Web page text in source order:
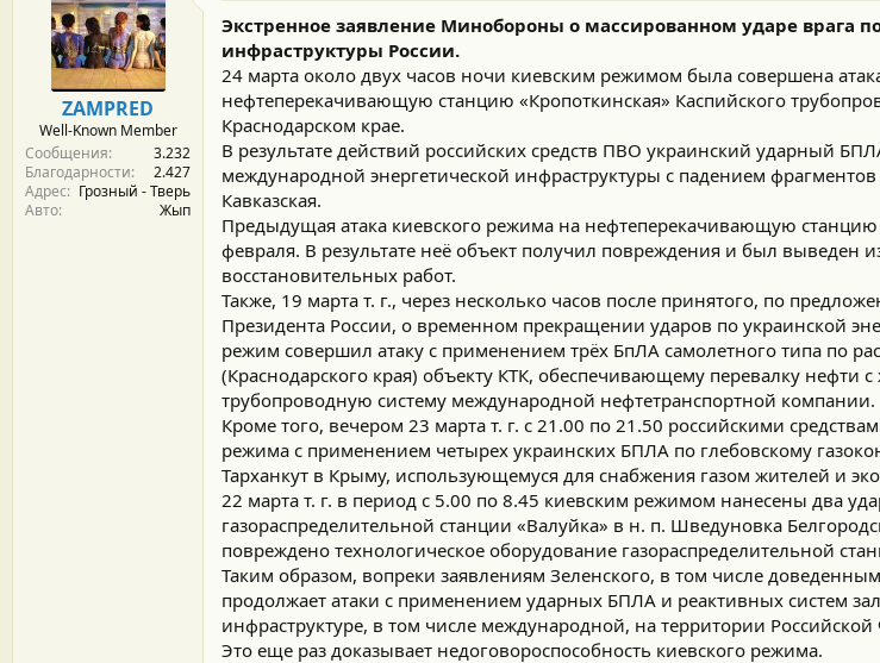
ZAMPRED
Well-Known Member
Сообщения
3.232
Благодарности
2.427
Адрес
Грозный - Тверь
Авто
Жып
Экстренное заявление Минобороны о массированном ударе врага
инфраструктуры России.
24 марта около двух часов ночи киевским режимом была совершена
нефтеперекачивающую станцию «Кропоткинская» Каспийского
Краснодарском крае.
В результате действий российских средств ПВО украинский ударный
международной энергетической инфраструктуры с падением
Кавказская.
Предыдущая атака киевского режима на нефтеперекачивающую
февраля. В результате неё объект получил повреждения и был выведен
восстановительных работ.
Также, 19 марта т. г., через несколько часов после принятого, по
Президента России, о временном прекращении ударов по украинской
режим совершил атаку с применением трёх БпЛА самолетного типа по
(Краснодарского края) объекту КТК, обеспечивающему перевалку нефти
трубопроводную систему международной нефтетранспортной компании.
Кроме того, вечером 23 марта т. г. с 21.00 по 21.50 российскими
режима с применением четырех украинских БПЛА по глебовскому
Тарханкут в Крыму, использующемуся для снабжения газом жителей и
22 марта т. г. в период с 5.00 по 8.45 киевским режимом нанесены два
газораспределительной станции «Валуйка» в н. п. Шведуновка
повреждено технологическое оборудование газораспределительной
Таким образом, вопреки заявлениям Зеленского, в том числе
продолжает атаки с применением ударных БПЛА и реактивных систем
инфраструктуре, в том числе международной, на территории
Это еще раз доказывает недоговороспособность киевского режима.